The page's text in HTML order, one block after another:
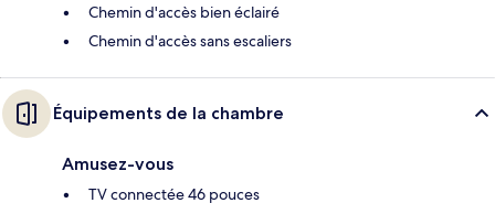
Chemin d'accès bien éclairé
Chemin d'accès sans escaliers
Équipements de la chambre
Amusez-vous
TV connectée 46 pouces